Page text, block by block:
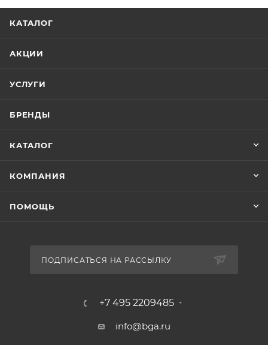
КАТАЛОГ
АКЦИИ
УСЛУГИ
БРЕНДЫ
КАТАЛОГ
КОМПАНИЯ
ПОМОЩЬ
ПОДПИСАТЬСЯ НА РАССЫЛКУ
+7 495 2209485
info@bga.ru